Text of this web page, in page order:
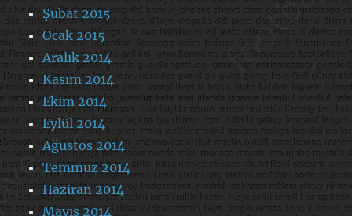
Şubat 2015
Ocak 2015
Aralık 2014
Kasım 2014
Ekim 2014
Eylül 2014
Ağustos 2014
Temmuz 2014
Haziran 2014
Mayıs 2014